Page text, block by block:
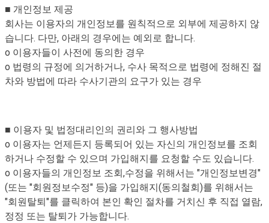
■ 개인정보 제공
회사는 이용자의 개인정보를 원칙적으로 외부에 제공하지 않
습니다. 다만, 아래의 경우에는 예외로 합니다.
o 이용자들이 사전에 동의한 경우
o 법령의 규정에 의거하거나, 수사 목적으로 법령에 정해진 절
차와 방법에 따라 수사기관의 요구가 있는 경우
■ 이용자 및 법정대리인의 권리와 그 행사방법
o 이용자는 언제든지 등록되어 있는 자신의 개인정보를 조회
하거나 수정할 수 있으며 가입해지를 요청할 수도 있습니다.
o 이용자들의 개인정보 조회,수정을 위해서는 "개인정보변경"
(또는 "회원정보수정" 등)을 가입해지(동의철회)를 위해서는
"회원탈퇴"를 클릭하여 본인 확인 절차를 거치신 후 직접 열람,
정정 또는 탈퇴가 가능합니다.